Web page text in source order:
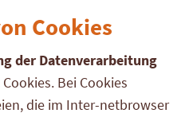
Cookies
der Datenverarbeitung
Bei Cookies
die im Inter-netbrowser